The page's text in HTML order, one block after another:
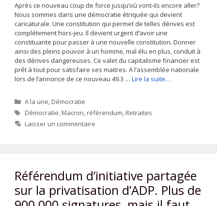
Après ce nouveau coup de force jusqu’où vont-ils encore aller?
Nous sommes dans une démocratie étriquée qui devient
caricaturale. Une constitution qui permet de telles dérives est
complétement hors-jeu. Il devient urgent d’avoir une
constituante pour passer à une nouvelle constitution. Donner
ainsi des pleins pouvoir à un homme, mal élu en plus, conduit à
des dérives dangereuses. Ce valet du capitalisme financier est
prêt à tout pour satisfaire ses maitres. A l’assemblée nationale
lors de l’annonce de ce nouveau 49.3 … Lire la suite…
Catégories
A la une,Démocratie
Étiquettes
Démocratie,Macron,référendum,Retraites
Laisser un commentaire
Référendum d’initiative partagée
sur la privatisation d’ADP. Plus de